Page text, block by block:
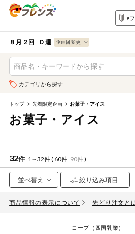
e
ログイン
生協加入はこちら
先着限定
注文番号注文
８月２回 Ｄ週
食品
から探す
果物
野菜
肉・ハム・ソ
ーセージ
魚介・加工品
卵・牛乳・乳
製品
パン・ジャム
果物すべて
カテゴリから探す
検索条件を指定してください。全項
も検索できます。
キーワード
キーワードをすべて含む
メーカー名
トップ 先着限定企画 お菓子・アイス
お菓子・アイス
32件 1～32件 ( 60件 90件)
商品情報の表示について 先どり注文と
コープ（四国乳業）